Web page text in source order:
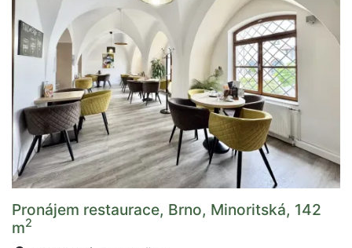
Pronájem restaurace, Brno, Minoritská, 142
m2